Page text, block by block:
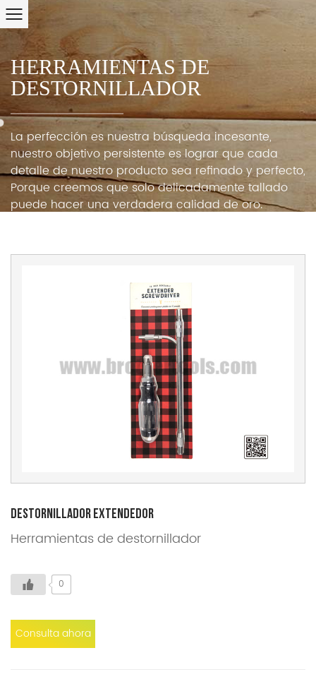
HERRAMIENTAS DE
DESTORNILLADOR
La perfección es nuestra búsqueda incesante,
nuestro objetivo persistente es lograr que cada
detalle de nuestro producto sea refinado y perfecto,
Porque creemos que solo delicadamente tallado
puede hacer una verdadera calidad de oro.
Destornillador Extendedor
Herramientas de destornillador
0
Consulta ahora